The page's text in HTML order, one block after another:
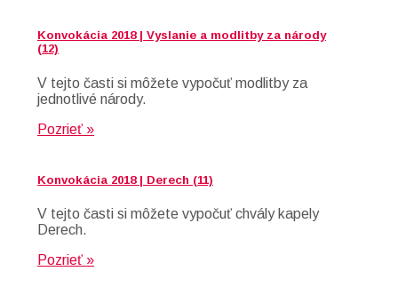
Konvokácia 2018 | Vyslanie a modlitby za národy
(12)
V tejto časti si môžete vypočuť modlitby za
jednotlivé národy.
Pozrieť »
Konvokácia 2018 | Derech (11)
V tejto časti si môžete vypočuť chvály kapely
Derech.
Pozrieť »